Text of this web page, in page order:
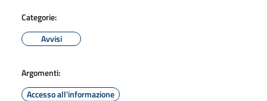
Categorie:
Avvisi
Argomenti:
Accesso all'informazione